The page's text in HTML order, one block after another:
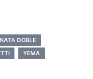
NATA DOBLE
YEMA